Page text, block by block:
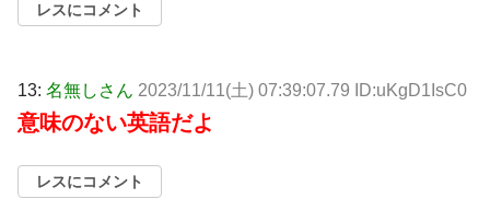
レスにコメント
13: 名無しさん 2023/11/11(土) 07:39:07.79 ID:uKgD1IsC0
意味のない英語だよ
レスにコメント